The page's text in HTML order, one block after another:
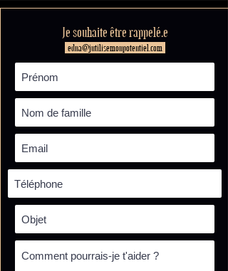
Je souhaite être rappelé.e
edna@jutilisemonpotentiel.com